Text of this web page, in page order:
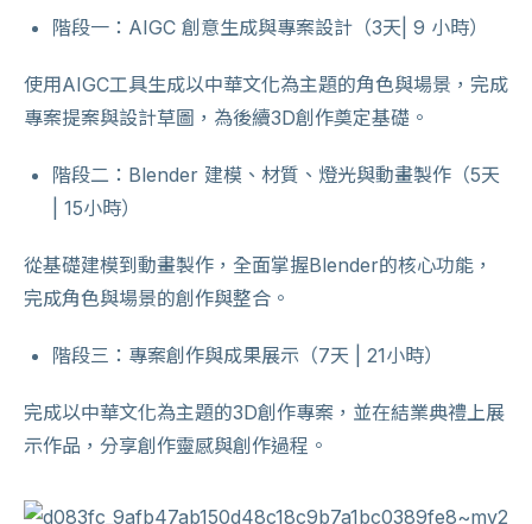
階段一：AIGC 創意生成與專案設計（3天| 9 小時）
使用AIGC工具生成以中華文化為主題的角色與場景，完成
專案提案與設計草圖，為後續3D創作奠定基礎。
階段二：Blender 建模、材質、燈光與動畫製作（5天
| 15小時）
從基礎建模到動畫製作，全面掌握Blender的核心功能，
完成角色與場景的創作與整合。
階段三：專案創作與成果展示（7天 | 21小時）
完成以中華文化為主題的3D創作專案，並在結業典禮上展
示作品，分享創作靈感與創作過程。